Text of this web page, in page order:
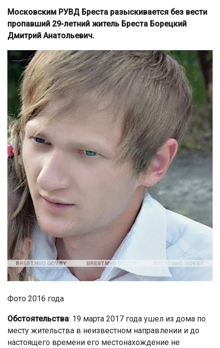
Московским РУВД Бреста разыскивается без вести
пропавший 29-летний житель Бреста Борецкий
Дмитрий Анатольевич.
Фото 2016 года
Обстоятельства: 19 марта 2017 года ушел из дома по
месту жительства в неизвестном направлении и до
настоящего времени его местонахождение не